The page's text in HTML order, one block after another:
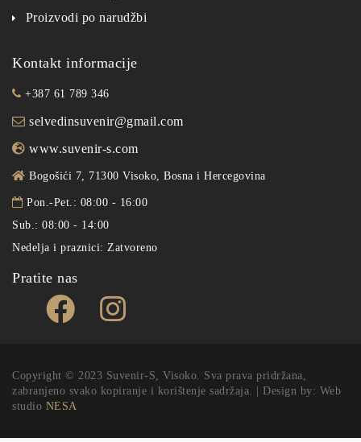
Proizvodi po narudžbi
Kontakt informacije
+387 61 789 346
selvedinsuvenir@gmail.com
www.suvenir-s.com
Bogošići 7, 71300 Visoko, Bosna i Hercegovina
Pon.-Pet.: 08:00 - 16:00
Sub.: 08:00 - 14:00
Nedelja i praznici: Zatvoreno
Pratite nas
Copyright © 2023 Suvenir-S, Visoko. Sva prava pridržana,
zabranjeno svako kopiranje i korištenje sadržaja. | Design by: Web
studio NESA